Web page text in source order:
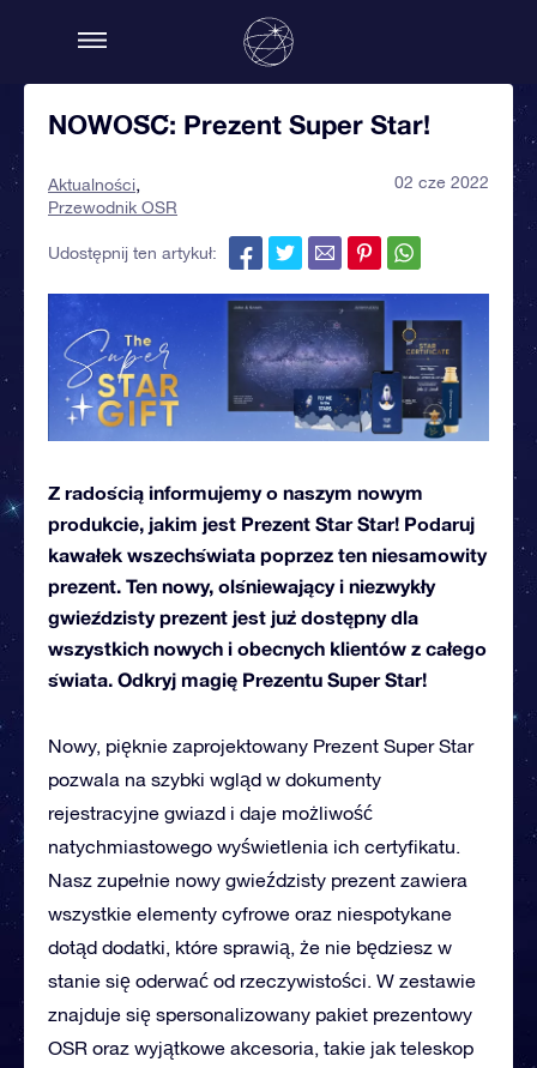
NOWOŚĆ: Prezent Super Star!
Aktualności
Przewodnik OSR
02 cze 2022
Udostępnij ten artykuł:
Z radością informujemy o naszym nowym
produkcie, jakim jest Prezent Star Star! Podaruj
kawałek wszechświata poprzez ten niesamowity
prezent. Ten nowy, olśniewający i niezwykły
gwieździsty prezent jest już dostępny dla
wszystkich nowych i obecnych klientów z całego
świata. Odkryj magię Prezentu Super Star!
Nowy, pięknie zaprojektowany Prezent Super Star
pozwala na szybki wgląd w dokumenty
rejestracyjne gwiazd i daje możliwość
natychmiastowego wyświetlenia ich certyfikatu.
Nasz zupełnie nowy gwieździsty prezent zawiera
wszystkie elementy cyfrowe oraz niespotykane
dotąd dodatki, które sprawią, że nie będziesz w
stanie się oderwać od rzeczywistości. W zestawie
znajduje się spersonalizowany pakiet prezentowy
OSR oraz wyjątkowe akcesoria, takie jak teleskop